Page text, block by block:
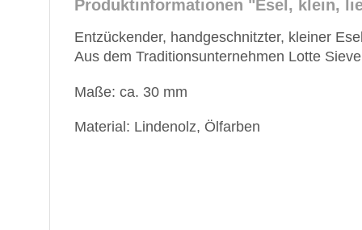
Produktinformationen "Esel, klein,
Entzückender, handgeschnitzter, kleiner
Aus dem Traditionsunternehmen Lotte
Maße: ca. 30 mm
Material: Lindenolz, Ölfarben